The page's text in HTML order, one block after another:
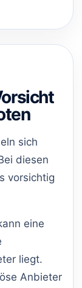
sich
diesen
vorsichtig
eine
liegt.
Anbieter